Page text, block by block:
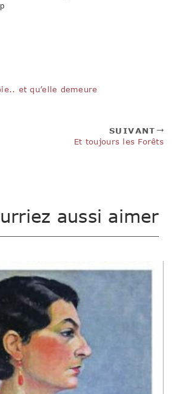
et qu’elle demeure
SUIVANT
Et toujours les Forêts
aussi aimer